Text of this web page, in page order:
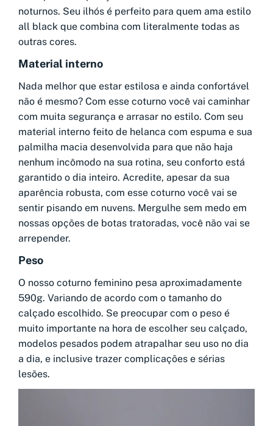
noturnos. Seu ilhós é perfeito para quem ama estilo
all black que combina com literalmente todas as
outras cores.
Material interno
Nada melhor que estar estilosa e ainda confortável
não é mesmo? Com esse coturno você vai caminhar
com muita segurança e arrasar no estilo. Com seu
material interno feito de helanca com espuma e sua
palmilha macia desenvolvida para que não haja
nenhum incômodo na sua rotina, seu conforto está
garantido o dia inteiro. Acredite, apesar da sua
aparência robusta, com esse coturno você vai se
sentir pisando em nuvens. Mergulhe sem medo em
nossas opções de botas tratoradas, você não vai se
arrepender.
Peso
O nosso coturno feminino pesa aproximadamente
590g. Variando de acordo com o tamanho do
calçado escolhido. Se preocupar com o peso é
muito importante na hora de escolher seu calçado,
modelos pesados podem atrapalhar seu uso no dia
a dia, e inclusive trazer complicações e sérias
lesões.